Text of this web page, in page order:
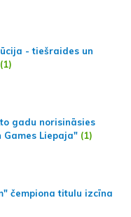
- tiešraides un
(1)
gadu norisināsies
Liepaja" (1)
čempiona titulu izcīna